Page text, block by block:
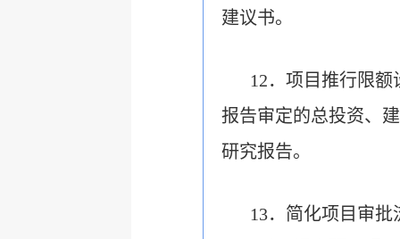
建议书。
12．项目推行限
报告审定的总投资、
研究报告。
13．简化项目审